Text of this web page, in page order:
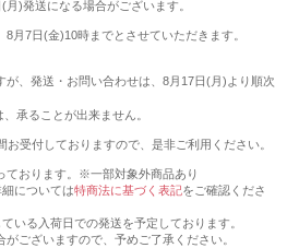
)発送になる場合がございます。
月7日(金)10時までとさせていただきます。
が、発送・お問い合わせは、8月17日(月)より順次
承ることが出来ません。
受付しておりますので、是非ご利用ください。
ております。※一部対象外商品あり
については特商法に基づく表記をご確認くださ
いる入荷日での発送を予定しております。
ございますので、予めご了承ください。